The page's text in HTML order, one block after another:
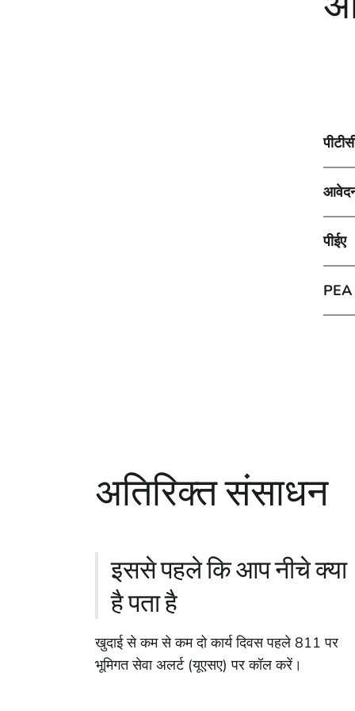
पीईए
PEA
अतिरिक्त संसाधन
इससे पहले कि आप नीचे क्या
है पता है
खुदाई से कम से कम दो कार्य दिवस पहले 811 पर
भूमिगत सेवा अलर्ट (यूएसए) पर कॉल करें।